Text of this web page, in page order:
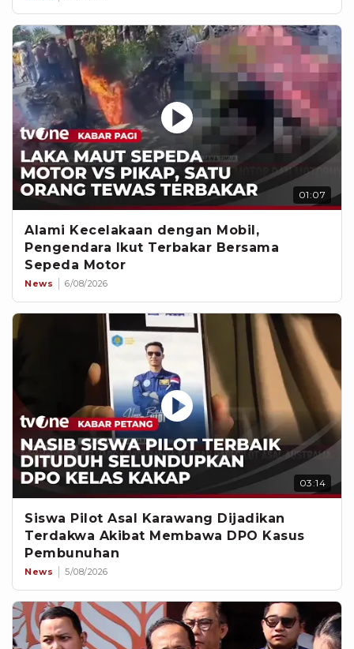
01:07
Alami Kecelakaan dengan Mobil,
Pengendara Ikut Terbakar Bersama
Sepeda Motor
News 6/08/2026
03:14
Siswa Pilot Asal Karawang Dijadikan
Terdakwa Akibat Membawa DPO Kasus
Pembunuhan
News 5/08/2026